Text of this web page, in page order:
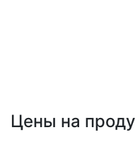
Цены на